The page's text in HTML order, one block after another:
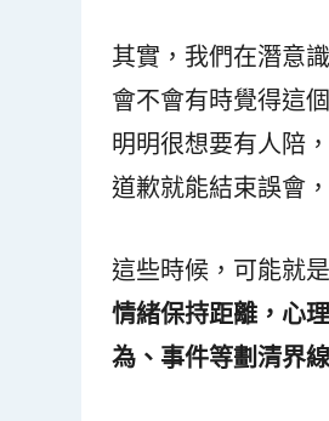
其實，我們在潛意
會不會有時覺得這
明明很想要有人陪
道歉就能結束誤會
這些時候，可能就
情緒保持距離，心
為、事件等劃清界